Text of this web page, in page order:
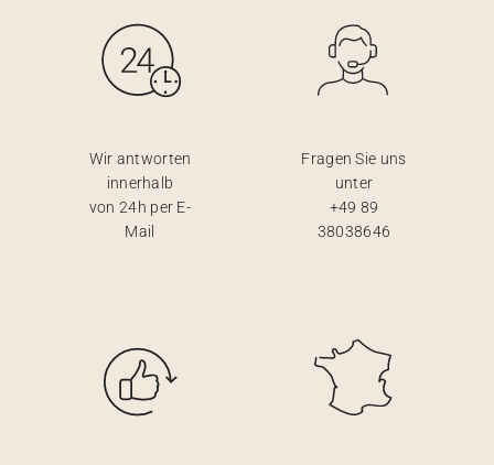
Wir antworten
innerhalb
von 24h per E-
Mail
Fragen Sie uns
unter
+49 89
38038646